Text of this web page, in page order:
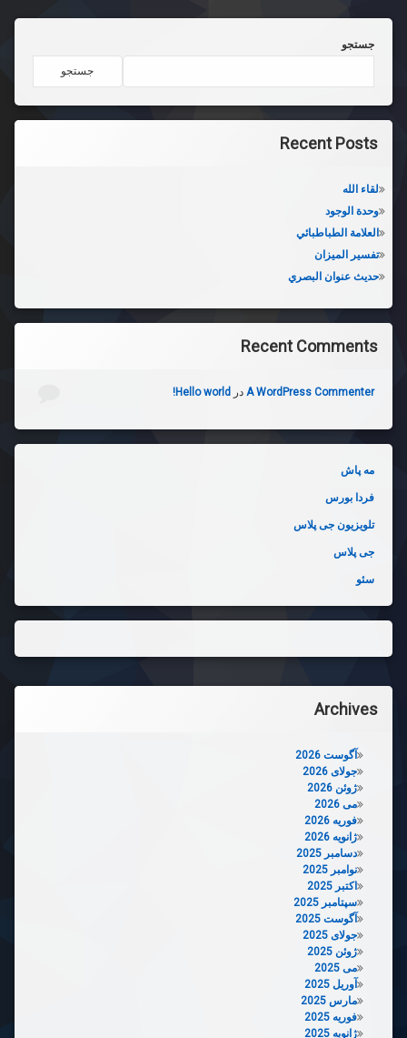
جستجو
جستجو
Recent Posts
لقاء الله
وحدة الوجود
العلامة الطباطبائي
تفسير الميزان
حديث عنوان البصري
Recent Comments
A WordPress Commenter در Hello world!
مه پاش
فردا بورس
تلویزیون جی پلاس
جی پلاس
سئو
Archives
آگوست 2026
جولای 2026
ژوئن 2026
می 2026
فوریه 2026
ژانویه 2026
دسامبر 2025
نوامبر 2025
اکتبر 2025
سپتامبر 2025
آگوست 2025
جولای 2025
ژوئن 2025
می 2025
آوریل 2025
مارس 2025
فوریه 2025
ژانویه 2025